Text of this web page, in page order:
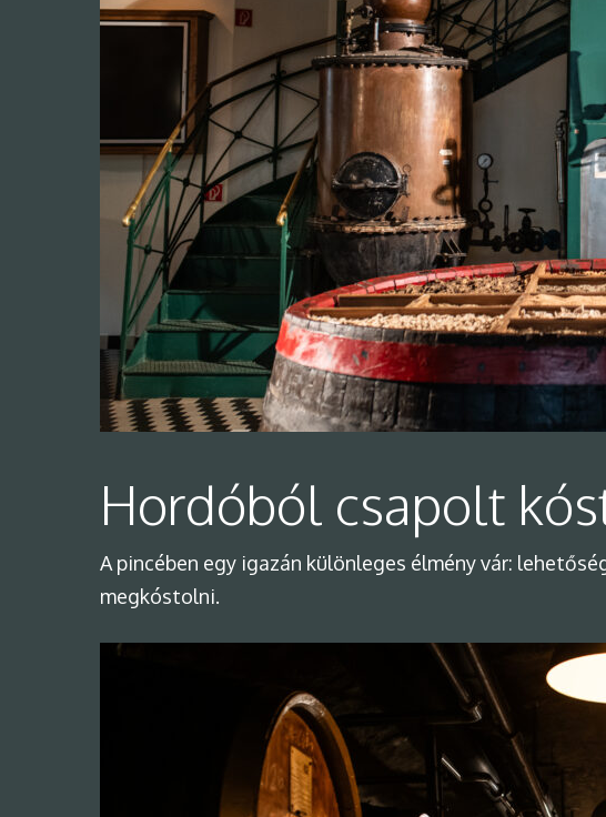
Hordóból csapolt
A pincében egy igazán különleges élmény vár:
megkóstolni.